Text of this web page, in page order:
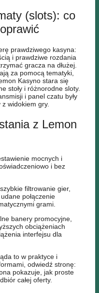
(slots): co
prawdziwego kasyna:
i prawdziwe rozdania
gracza na dłużej.
za pomocą tematyki,
Kasyno stara się
stoły i różnorodne sloty.
i panel czatu były
z widokiem gry.
z Lemon
mocnych i
i bez
filtrowanie gier,
połączenie
grami.
banery promocyjne,
obciążeniach
interfejsu dla
to w praktyce i
odwiedź stronę:
pokazuje, jak proste
całej oferty.